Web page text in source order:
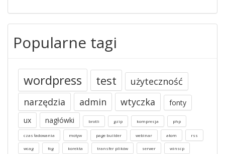
Popularne tagi
wordpress test
użyteczność
narzędzia
admin wtyczka
fonty
ux
nagłówki brotli gzip kompresja php
czas ładowania motyw page builder webinar atom rss
wcag fog korekta transfer plików serwer winscp